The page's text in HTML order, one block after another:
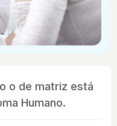
o de matriz está
Humano.